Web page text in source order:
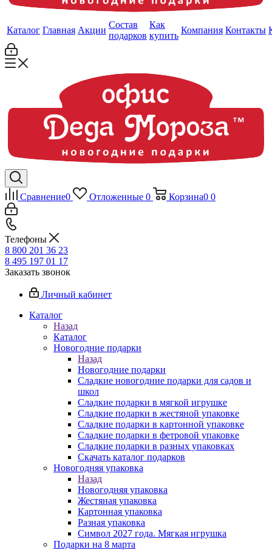
Каталог Главная Акции
Состав
подарков
Как
купить
Компания Контакты
Сравнение0 Отложенные 0 Корзина0 0
Телефоны
8 800 201 36 23
8 495 197 01 17
Заказать звонок
Личный кабинет
Каталог
Назад
Каталог
Новогодние подарки
Назад
Новогодние подарки
Сладкие новогодние подарки для садов и
школ
Сладкие подарки в мягкой игрушке
Сладкие подарки в жестяной упаковке
Сладкие подарки в картонной упаковке
Сладкие подарки в фетровой упаковке
Сладкие подарки в разных упаковках
Скачать каталог подарков
Новогодняя упаковка
Назад
Новогодняя упаковка
Жестяная упаковка
Картонная упаковка
Разная упаковка
Символ 2027 года. Мягкая игрушка
Подарки на 8 марта